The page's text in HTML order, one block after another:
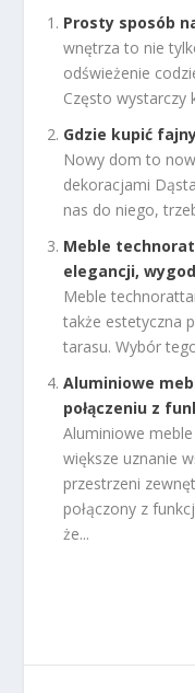
Prosty sposób
wnętrza to nie
odświeżenie
Często wystarczy
Gdzie kupić
Nowy dom to
dekoracjami
nas do niego,
Meble
elegancji,
Meble
także estetyczna
tarasu. Wybór
Aluminiowe
połączeniu z
Aluminiowe
większe uznanie
przestrzeni
połączony z
że...